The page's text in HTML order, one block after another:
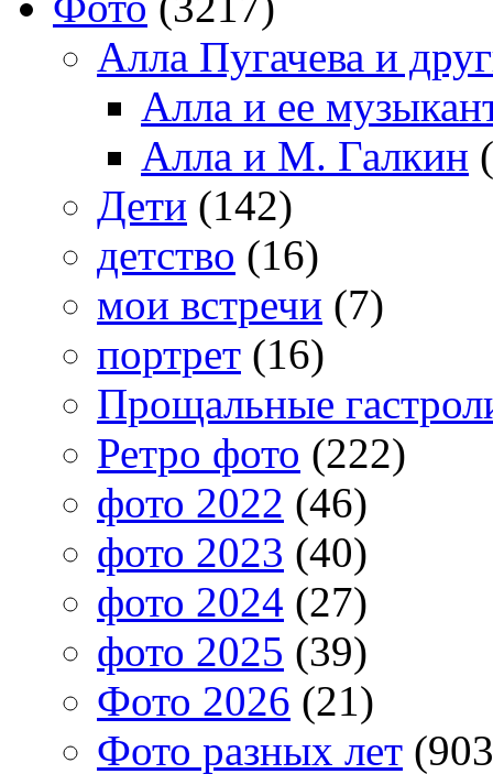
Алла Пугачева и
Алла и ее
Алла и М. Галкин
Дети (142)
детство (16)
мои встречи (7)
портрет (16)
Прощальные
Ретро фото (222)
фото 2022 (46)
фото 2023 (40)
фото 2024 (27)
фото 2025 (39)
Фото 2026 (21)
Фото разных лет